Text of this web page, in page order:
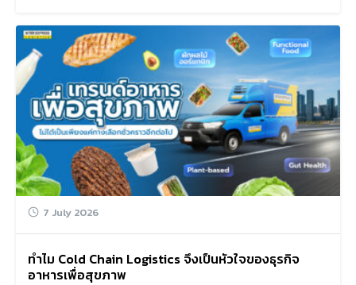
for:
7 July 2026
ทำไม Cold Chain Logistics จึงเป็นหัวใจของธุรกิจ
อาหารเพื่อสุขภาพ